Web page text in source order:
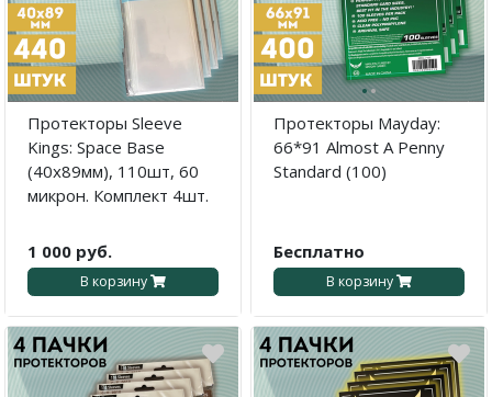
Протекторы Sleeve
Kings: Space Base
(40x89мм), 110шт, 60
микрон. Комплект 4шт.
1 000 руб.
В корзину
··
Протекторы Mayday:
66*91 Almost A Penny
Standard (100)
Бесплатно
В корзину